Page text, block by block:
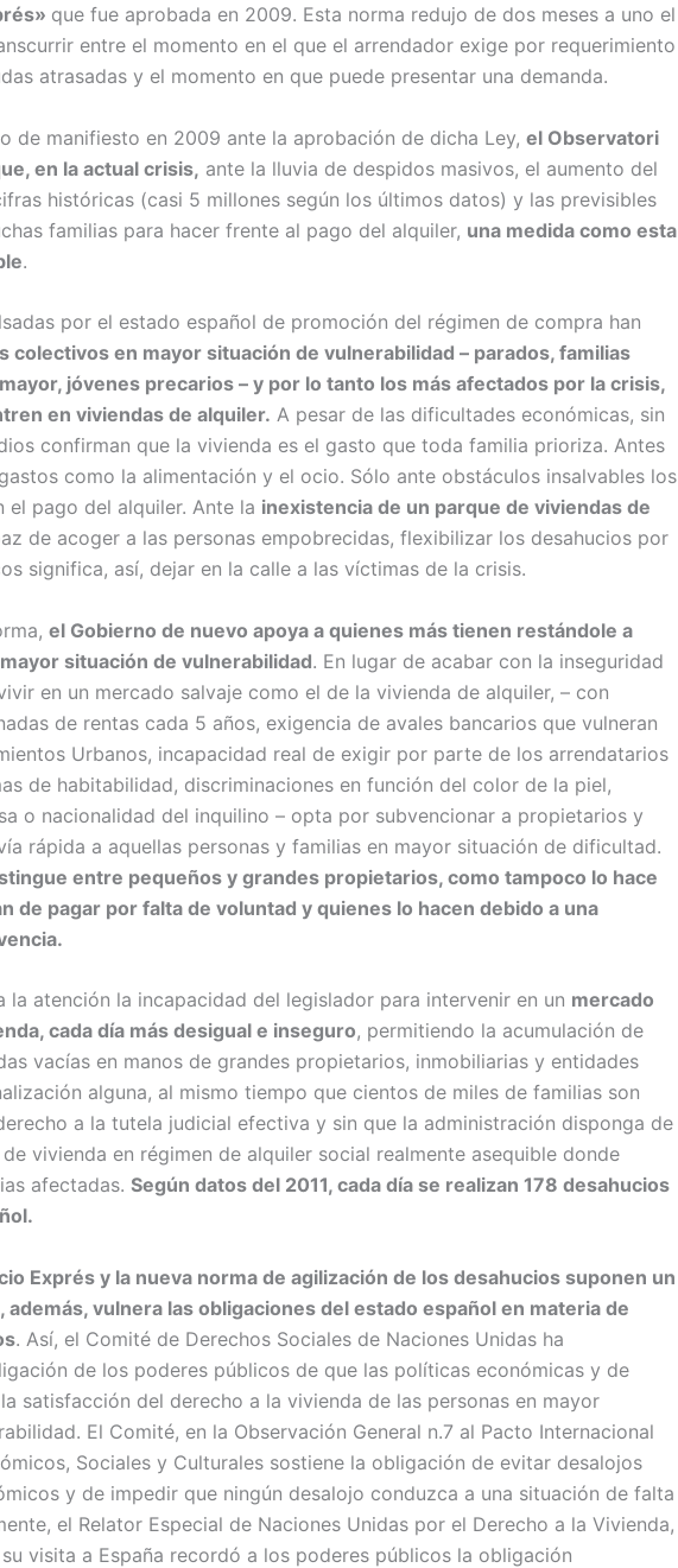
que fue aprobada en 2009. Esta norma redujo de dos meses a uno el
entre el momento en el que el arrendador exige por requerimiento
atrasadas y el momento en que puede presentar una demanda.
de manifiesto en 2009 ante la aprobación de dicha Ley, el Observatori
en la actual crisis, ante la lluvia de despidos masivos, el aumento del
históricas (casi 5 millones según los últimos datos) y las previsibles
familias para hacer frente al pago del alquiler, una medida como esta
.
por el estado español de promoción del régimen de compra han
colectivos en mayor situación de vulnerabilidad – parados, familias
jóvenes precarios – y por lo tanto los más afectados por la crisis,
en viviendas de alquiler. A pesar de las dificultades económicas, sin
confirman que la vivienda es el gasto que toda familia prioriza. Antes
como la alimentación y el ocio. Sólo ante obstáculos insalvables los
el pago del alquiler. Ante la inexistencia de un parque de viviendas de
de acoger a las personas empobrecidas, flexibilizar los desahucios por
significa, así, dejar en la calle a las víctimas de la crisis.
el Gobierno de nuevo apoya a quienes más tienen restándole a
situación de vulnerabilidad. En lugar de acabar con la inseguridad
en un mercado salvaje como el de la vivienda de alquiler, – con
de rentas cada 5 años, exigencia de avales bancarios que vulneran
Urbanos, incapacidad real de exigir por parte de los arrendatarios
de habitabilidad, discriminaciones en función del color de la piel,
o nacionalidad del inquilino – opta por subvencionar a propietarios y
rápida a aquellas personas y familias en mayor situación de dificultad.
entre pequeños y grandes propietarios, como tampoco lo hace
de pagar por falta de voluntad y quienes lo hacen debido a una
la atención la incapacidad del legislador para intervenir en un mercado
cada día más desigual e inseguro, permitiendo la acumulación de
vacías en manos de grandes propietarios, inmobiliarias y entidades
alguna, al mismo tiempo que cientos de miles de familias son
a la tutela judicial efectiva y sin que la administración disponga de
vivienda en régimen de alquiler social realmente asequible donde
afectadas. Según datos del 2011, cada día se realizan 178 desahucios
Exprés y la nueva norma de agilización de los desahucios suponen un
vulnera las obligaciones del estado español en materia de
. Así, el Comité de Derechos Sociales de Naciones Unidas ha
de los poderes públicos de que las políticas económicas y de
satisfacción del derecho a la vivienda de las personas en mayor
El Comité, en la Observación General n.7 al Pacto Internacional
Sociales y Culturales sostiene la obligación de evitar desalojos
y de impedir que ningún desalojo conduzca a una situación de falta
el Relator Especial de Naciones Unidas por el Derecho a la Vivienda,
visita a España recordó a los poderes públicos la obligación